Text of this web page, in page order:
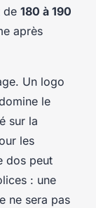
de 180 à 190
après
Un logo
le
sur la
les
dos peut
: une
ne sera pas